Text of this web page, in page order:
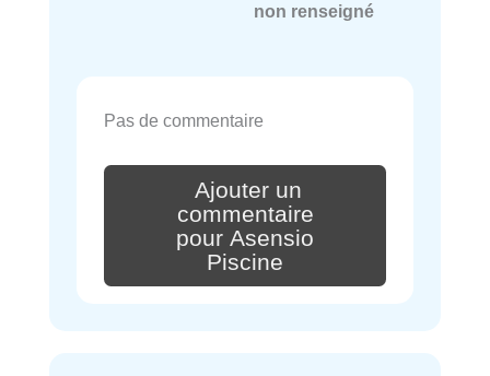
non renseigné
Pas de commentaire
Ajouter un
commentaire
pour Asensio
Piscine